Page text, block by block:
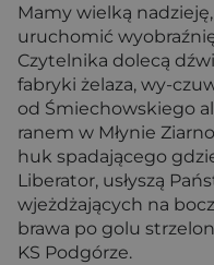
Mamy wielką
uruchomić
Czytelnika dolecą
fabryki żelaza, wy-
od Śmiechowskiego
ranem w Młynie
huk spadającego
Liberator, usłyszą
wjeżdżających na
brawa po golu
KS Podgórze.